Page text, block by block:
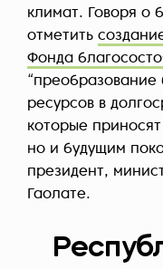
климат. Говоря о
отметить
Фонда
“преобразование
ресурсов в
которые
но и будущим
президент,
Гаолате.